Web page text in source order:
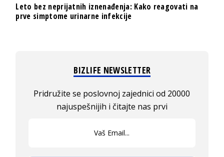
Leto bez neprijatnih iznenađenja: Kako reagovati na
prve simptome urinarne infekcije
BIZLIFE NEWSLETTER
Pridružite se poslovnoj zajednici od 20000
najuspešnijih i čitajte nas prvi